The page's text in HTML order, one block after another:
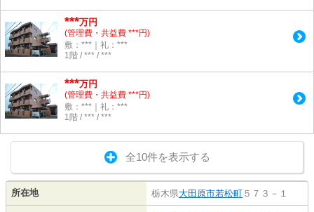
***万円
(管理費・共益費 ***円)
敷：***｜礼：***
1階 / *** / ***
***万円
(管理費・共益費 ***円)
敷：***｜礼：***
1階 / *** / ***
全10件を表示する
所在地 栃木県大田原市若松町 ５７３－１